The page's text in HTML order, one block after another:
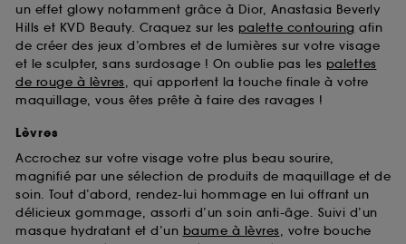
un effet glowy notamment grâce à Dior, Anastasia Beverly
Hills et KVD Beauty. Craquez sur les palette contouring afin
de créer des jeux d’ombres et de lumières sur votre visage
et le sculpter, sans surdosage ! On oublie pas les palettes
de rouge à lèvres, qui apportent la touche finale à votre
maquillage, vous êtes prête à faire des ravages !
Lèvres
Accrochez sur votre visage votre plus beau sourire,
magnifié par une sélection de produits de maquillage et de
soin. Tout d’abord, rendez-lui hommage en lui offrant un
délicieux gommage, assorti d’un soin anti-âge. Suivi d’un
masque hydratant et d’un baume à lèvres, votre bouche